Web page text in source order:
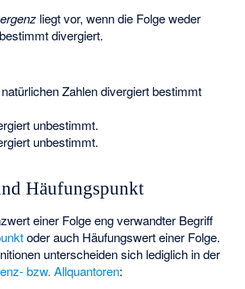
liegt vor, wenn die Folge weder
divergiert.
Zahlen divergiert bestimmt
unbestimmt.
unbestimmt.
Häufungspunkt
einer Folge eng verwandter Begriff
oder auch Häufungswert einer Folge.
unterscheiden sich lediglich in der
bzw. Allquantoren: